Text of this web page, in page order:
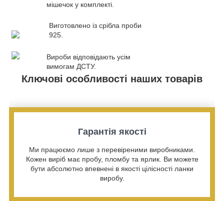
мішечок у комплекті.
Виготовлено із срібла проби
925.
Вироби відповідають усім
вимогам ДСТУ.
Ключові особливості наших товарів
Гарантія якості
Ми працюємо лише з перевіреними виробниками.
Кожен виріб має пробу, пломбу та ярлик. Ви можете
бути абсолютно впевнені в якості цілісності ланки
виробу.